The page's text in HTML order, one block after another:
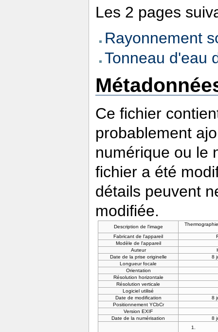
Les 2 pages
Rayonnement
Tonneau d'eau
Ce fichier
probablement
numérique ou le
fichier a été
détails peuvent
modifiée.
Description de l'image
Fabricant de l'appareil
Modèle de l'appareil
Auteur
Date de la prise originelle
8
Longueur focale
Orientation
Résolution horizontale
Résolution verticale
Logiciel utilisé
Date de modification
8
Positionnement YCbCr
Version EXIF
Date de la numérisation
8